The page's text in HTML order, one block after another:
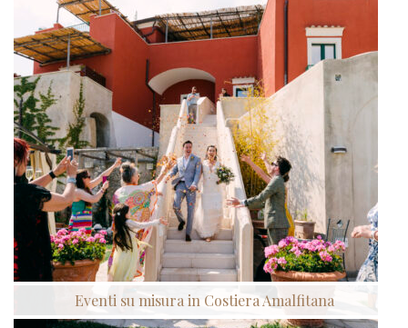
Eventi su misura in Costiera Amalfitana